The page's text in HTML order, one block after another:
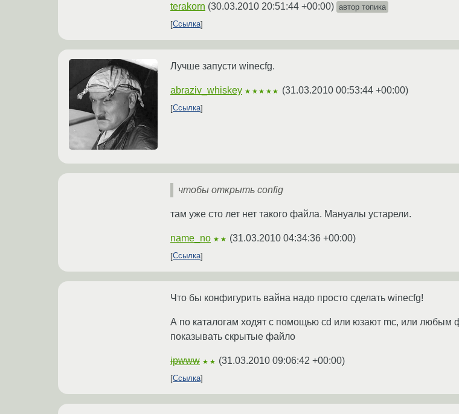
terakorn (30.03.2010 20:51:44 +00:00) автор топика
Ссылка
Лучше запусти winecfg.
abraziv_whiskey ★★★★★ (31.03.2010 00:53:44 +00:00)
Ссылка
чтобы открыть config
там уже сто лет нет такого файла. Мануалы устарели.
name_no ★★ (31.03.2010 04:34:36 +00:00)
Ссылка
Что бы конфигурить вайна надо просто сделать winecfg!
А по каталогам ходят с помощью cd или юзают mc, или любым
показывать скрытые файло
ipwww ★★ (31.03.2010 09:06:42 +00:00)
Ссылка